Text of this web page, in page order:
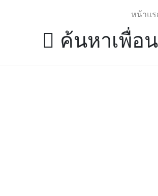
หน้าแร
ค้นหาเพื่อน